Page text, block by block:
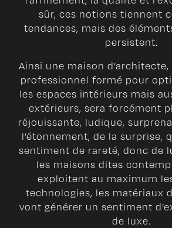
sûr, ces notions tiennent
tendances, mais des
persistent.
Ainsi une maison
professionnel formé pour
les espaces intérieurs mais
extérieurs, sera forcément
réjouissante, ludique,
l’étonnement, de la surprise,
sentiment de rareté, donc de
les maisons dites
exploitent au maximum
technologies, les matériaux
vont générer un sentiment
de luxe.